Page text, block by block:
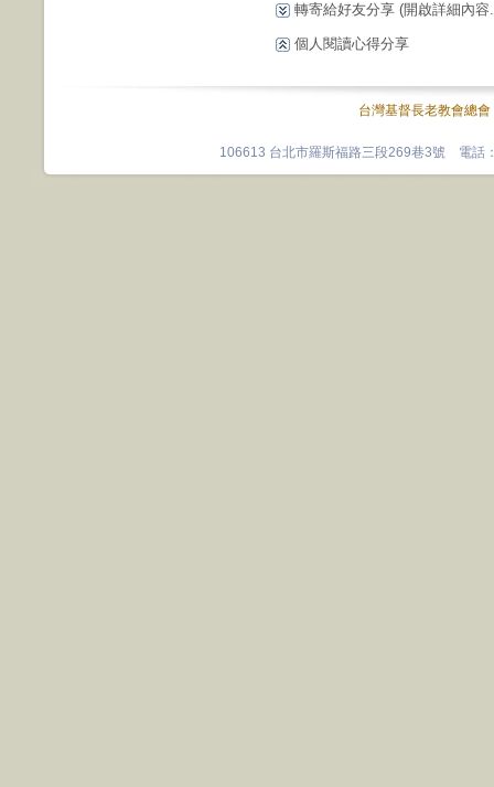
轉寄給好友分享 (開啟詳細內容
個人閱讀心得分享
台灣基督長老教會總會
106613 台北市羅斯福路三段269巷3號 電